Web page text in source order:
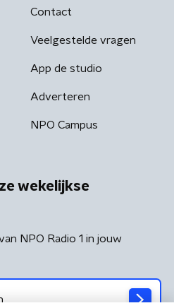
Contact
Veelgestelde vragen
App de studio
Adverteren
NPO Campus
wekelijkse
NPO Radio 1 in jouw